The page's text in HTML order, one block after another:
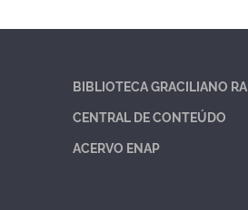
BIBLIOTECA GRACILIANO
CENTRAL DE CONTEÚDO
ACERVO ENAP